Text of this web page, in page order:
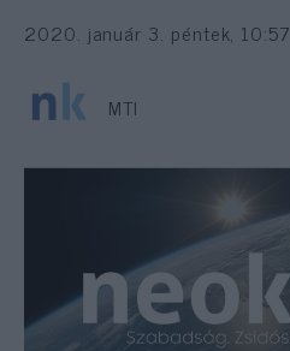
2020. január 3. péntek, 10:57
MTI